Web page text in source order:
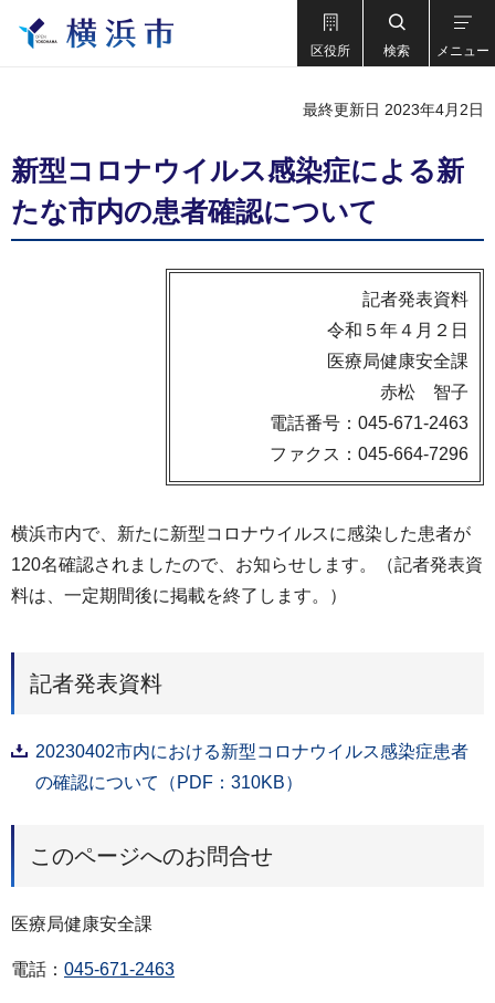
区役所 検索 メニュー
最終更新日 2023年4月2日
新型コロナウイルス感染症による新
たな市内の患者確認について
記者発表資料
令和５年４月２日
医療局健康安全課
赤松 智子
電話番号：045-671-2463
ファクス：045-664-7296
横浜市内で、新たに新型コロナウイルスに感染した患者が
120名確認されましたので、お知らせします。（記者発表資
料は、一定期間後に掲載を終了します。）
記者発表資料
20230402市内における新型コロナウイルス感染症患者
の確認について（PDF：310KB）
このページへのお問合せ
医療局健康安全課
電話： 045-671-2463